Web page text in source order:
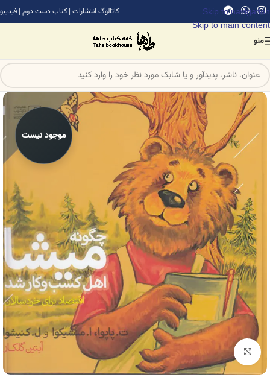
Skip to navigation
Skip to main content
کاتالوگ انتشارات | کتاب دست دوم | فیدیبو
منو
موجود نیست
برای بزرگنمایی کلیک کنید